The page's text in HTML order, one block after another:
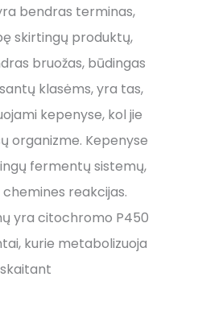
bendras terminas,
skirtingų produktų,
bruožas, būdingas
klasėms, yra tas,
kepenyse, kol jie
organizme. Kepenyse
fermentų sistemų,
reakcijas.
yra citochromo P450
kurie metabolizuoja